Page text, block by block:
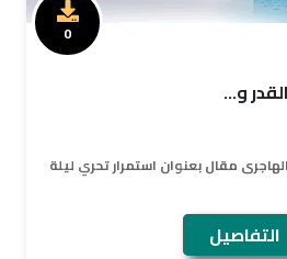
و...
مقال بعنوان استمرار تحري ليلة
التفاصيل
0